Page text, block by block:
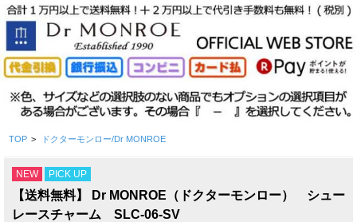
TOP > ドクターモンロー/Dr MONROE
NEW PICK UP
【送料無料】 Dr MONROE（ドクターモンロー） シュー
レースチャーム SLC-06-SV